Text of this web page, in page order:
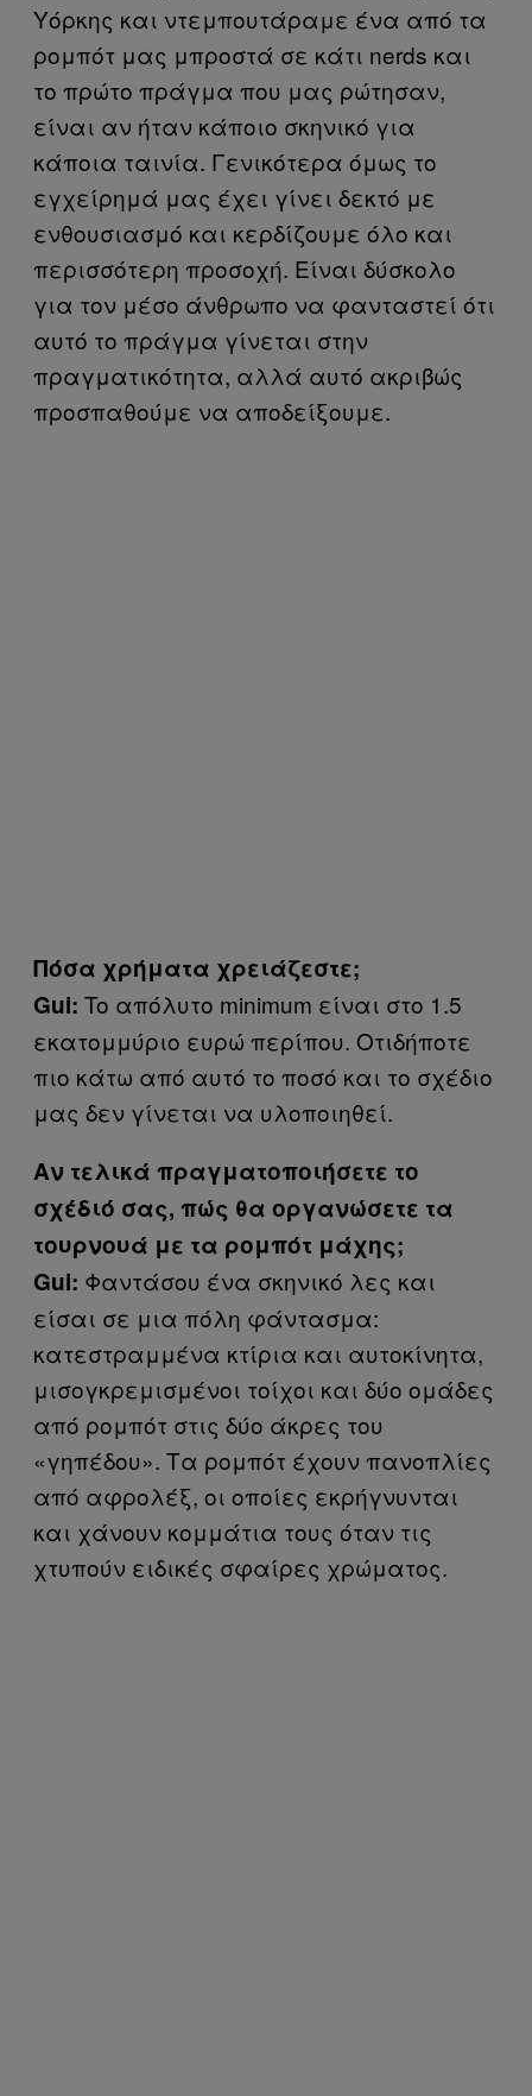
Υόρκης και ντεμπουτάραμε ένα από τα
ρομπότ μας μπροστά σε κάτι nerds και
το πρώτο πράγμα που μας ρώτησαν,
είναι αν ήταν κάποιο σκηνικό για
κάποια ταινία. Γενικότερα όμως το
εγχείρημά μας έχει γίνει δεκτό με
ενθουσιασμό και κερδίζουμε όλο και
περισσότερη προσοχή. Είναι δύσκολο
για τον μέσο άνθρωπο να φανταστεί ότι
αυτό το πράγμα γίνεται στην
πραγματικότητα, αλλά αυτό ακριβώς
προσπαθούμε να αποδείξουμε.
Πόσα χρήματα χρειάζεστε;
Gui: To απόλυτο minimum είναι στο 1.5
εκατομμύριο ευρώ περίπου. Οτιδήποτε
πιο κάτω από αυτό το ποσό και το σχέδιο
μας δεν γίνεται να υλοποιηθεί.
Αν τελικά πραγματοποιήσετε το
σχέδιό σας, πώς θα οργανώσετε τα
τουρνουά με τα ρομπότ μάχης;
Gui: Φαντάσου ένα σκηνικό λες και
είσαι σε μια πόλη φάντασμα:
κατεστραμμένα κτίρια και αυτοκίνητα,
μισογκρεμισμένοι τοίχοι και δύο ομάδες
από ρομπότ στις δύο άκρες του
«γηπέδου». Τα ρομπότ έχουν πανοπλίες
από αφρολέξ, οι οποίες εκρήγνυνται
και χάνουν κομμάτια τους όταν τις
χτυπούν ειδικές σφαίρες χρώματος.